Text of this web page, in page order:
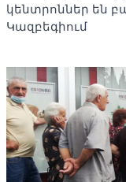
կենտրոններ են
Կազբեգիում